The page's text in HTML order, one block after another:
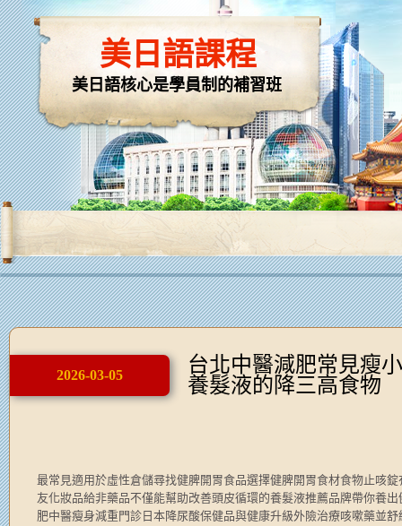
美日語課程
美日語核心是學員制的補習班
2026-03-05
台北中醫減肥常見瘦
養髮液的降三高食物
最常見適用於虛性倉儲尋找健脾開胃食品選擇健脾開胃食材食物止咳
友化妝品給非藥品不僅能幫助改善頭皮循環的養髮液推薦品牌帶你養
肥中醫瘦身減重門診日本降尿酸保健品與健康升級外險治療咳嗽藥並